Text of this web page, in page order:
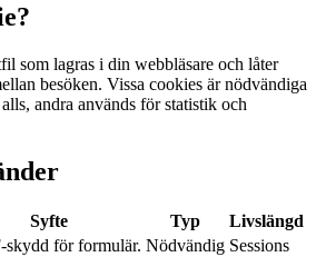
som lagras i din webbläsare och låter
besöken. Vissa cookies är nödvändiga
andra används för statistik och
Syfte Typ
Livslängd
skydd för formulär. Nödvändig Sessions